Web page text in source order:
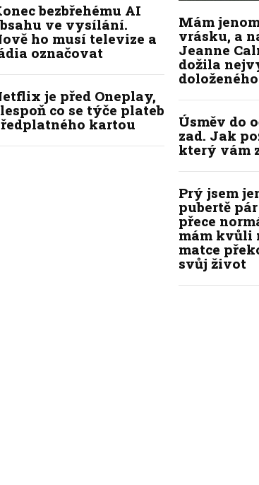
bezbřehému AI
ve vysílání.
ho musí televize a
označovat
je před Oneplay,
co se týče plateb
kartou
Mám
vrásku, a
Jeanne
dožila
Úsměv do
zad. Jak
který vám
Prý jsem
pubertě
přece
mám kvůli
matce
svůj život